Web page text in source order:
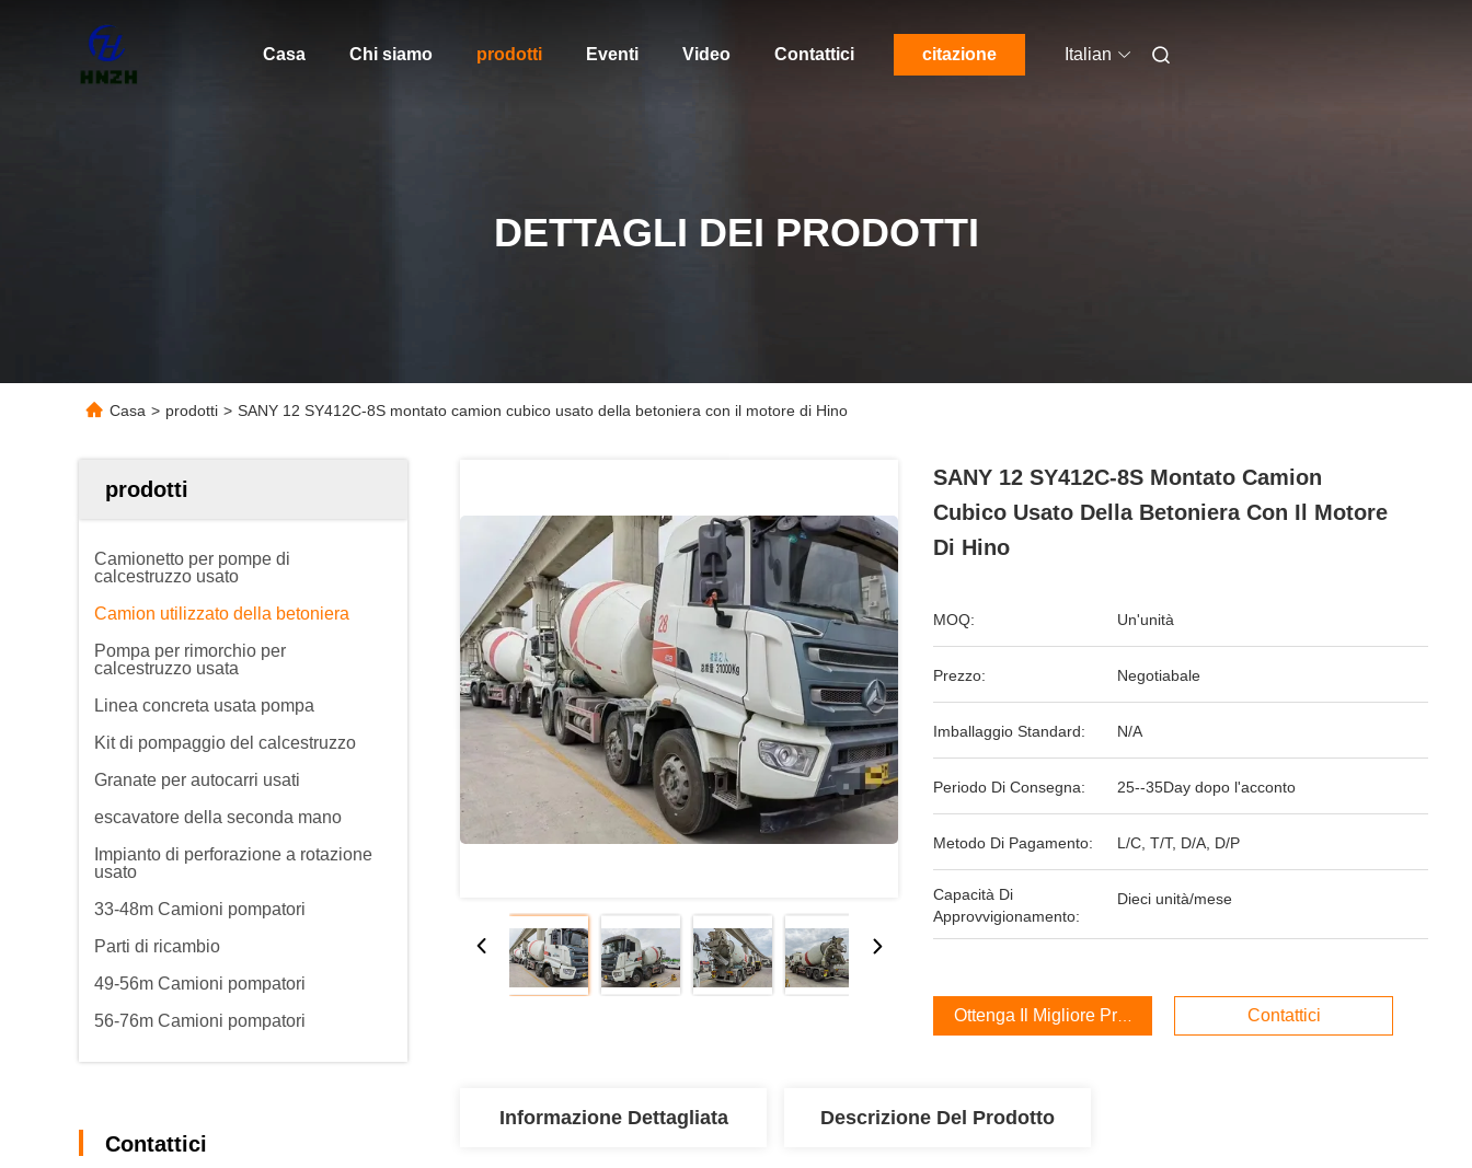
Casa Chi siamo prodotti Eventi Video Contattici citazione Italian
DETTAGLI DEI PRODOTTI
Casa > prodotti > SANY 12 SY412C-8S montato camion cubico usato della betoniera con il motore di Hino
prodotti
Camionetto per pompe di
calcestruzzo usato
Camion utilizzato della betoniera
Pompa per rimorchio per
calcestruzzo usata
Linea concreta usata pompa
Kit di pompaggio del calcestruzzo
Granate per autocarri usati
escavatore della seconda mano
Impianto di perforazione a rotazione
usato
33-48m Camioni pompatori
Parti di ricambio
49-56m Camioni pompatori
56-76m Camioni pompatori
Contattici
SANY 12 SY412C-8S Montato Camion
Cubico Usato Della Betoniera Con Il Motore
Di Hino
MOQ: Un'unità
Prezzo: Negotiabale
Imballaggio Standard: N/A
Periodo Di Consegna: 25--35Day dopo l'acconto
Metodo Di Pagamento: L/C, T/T, D/A, D/P
Capacità Di
Approvvigionamento:
Dieci unità/mese
Ottenga Il Migliore Prezzo Contattici
Informazione Dettagliata Descrizione Del Prodotto